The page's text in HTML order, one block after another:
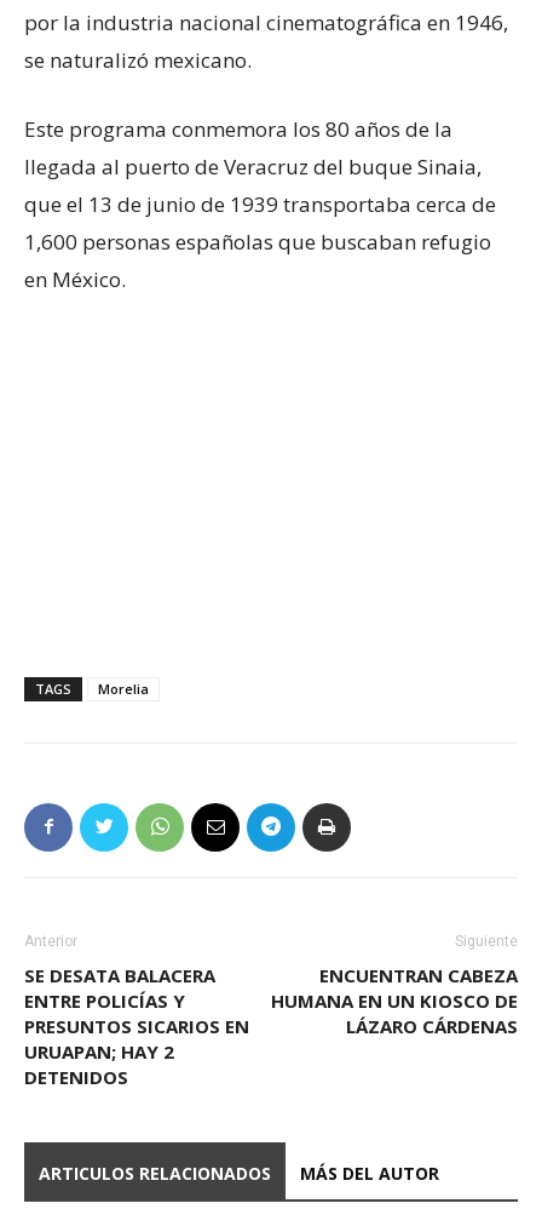
por la industria nacional cinematográfica en 1946,
se naturalizó mexicano.
Este programa conmemora los 80 años de la
llegada al puerto de Veracruz del buque Sinaia,
que el 13 de junio de 1939 transportaba cerca de
1,600 personas españolas que buscaban refugio
en México.
TAGS Morelia
Anterior
SE DESATA BALACERA
ENTRE POLICÍAS Y
PRESUNTOS SICARIOS EN
URUAPAN; HAY 2
DETENIDOS
Siguiente
ENCUENTRAN CABEZA
HUMANA EN UN KIOSCO DE
LÁZARO CÁRDENAS
ARTICULOS RELACIONADOS MÁS DEL AUTOR